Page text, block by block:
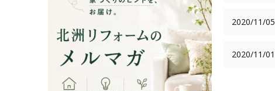
2020/11/05
2020/11/01